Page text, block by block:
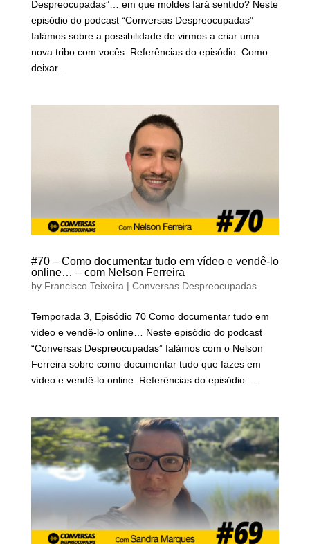
Despreocupadas”… em que moldes fará sentido? Neste
episódio do podcast “Conversas Despreocupadas”
falámos sobre a possibilidade de virmos a criar uma
nova tribo com vocês. Referências do episódio: Como
deixar...
#70 – Como documentar tudo em vídeo e vendê-lo
online… – com Nelson Ferreira
by Francisco Teixeira| Conversas Despreocupadas
Temporada 3, Episódio 70 Como documentar tudo em
vídeo e vendê-lo online… Neste episódio do podcast
“Conversas Despreocupadas” falámos com o Nelson
Ferreira sobre como documentar tudo que fazes em
vídeo e vendê-lo online. Referências do episódio:...